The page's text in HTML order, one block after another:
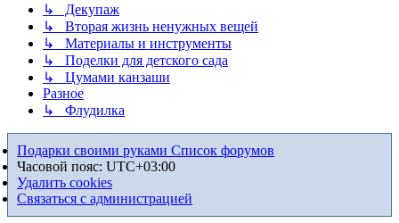
↳ Декупаж
↳ Вторая жизнь ненужных вещей
↳ Материалы и инструменты
↳ Поделки для детского сада
↳ Цумами канзаши
Разное
↳ Флудилка
Подарки своими руками Список форумов
Часовой пояс: UTC+03:00
Удалить cookies
Связаться с администрацией